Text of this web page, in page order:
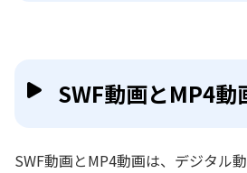
SWF動画とMP4動
SWF動画とMP4動画は、デジタル